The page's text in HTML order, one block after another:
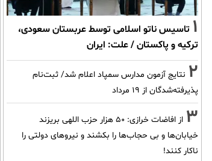
1 تاسیس ناتو اسلامی توسط عربستان سعودی،
ترکیه و پاکستان / علت: ایران
2 نتایج آزمون مدارس سمپاد اعلام شد/ ثبت‌نام
پذیرفته‌شدگان از ۱۹ مرداد
3
از افاضات خرازی: ۵۰ هزار حزب اللهی بریزند
خیابان‌ها و بی حجاب‌ها را بکشند و نیرو‌های دولتی را
ناکار کنند!